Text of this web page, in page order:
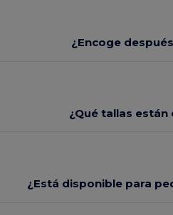
¿Encoge
¿Qué tallas están
¿Está disponible para